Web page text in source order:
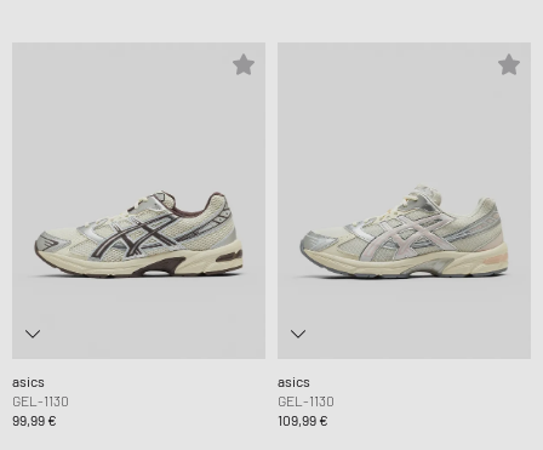
asics
GEL-1130
99,99 €
asics
GEL-1130
109,99 €